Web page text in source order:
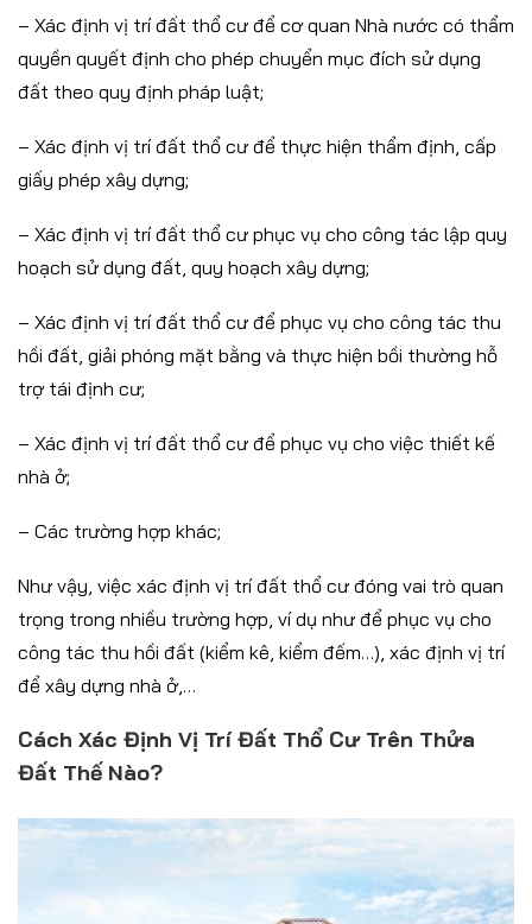
– Xác định vị trí đất thổ cư để cơ quan Nhà nước có thẩm
quyền quyết định cho phép chuyển mục đích sử dụng
đất theo quy định pháp luật;
– Xác định vị trí đất thổ cư để thực hiện thẩm định, cấp
giấy phép xây dựng;
– Xác định vị trí đất thổ cư phục vụ cho công tác lập quy
hoạch sử dụng đất, quy hoạch xây dựng;
– Xác định vị trí đất thổ cư để phục vụ cho công tác thu
hồi đất, giải phóng mặt bằng và thực hiện bồi thường hỗ
trợ tái định cư;
– Xác định vị trí đất thổ cư để phục vụ cho việc thiết kế
nhà ở;
– Các trường hợp khác;
Như vậy, việc xác định vị trí đất thổ cư đóng vai trò quan
trọng trong nhiều trường hợp, ví dụ như để phục vụ cho
công tác thu hồi đất (kiểm kê, kiểm đếm…), xác định vị trí
để xây dựng nhà ở,…
Cách Xác Định Vị Trí Đất Thổ Cư Trên Thửa
Đất Thế Nào?